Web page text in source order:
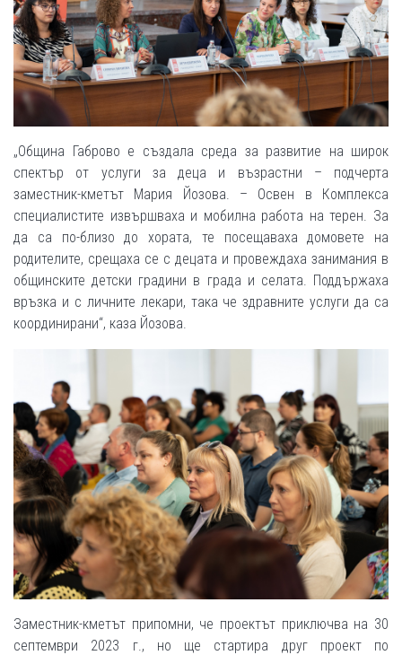
„Община Габрово е създала среда за развитие на широк
спектър от услуги за деца и възрастни – подчерта
заместник-кметът Мария Йозова. – Освен в Комплекса
специалистите извършваха и мобилна работа на терен. За
да са по-близо до хората, те посещаваха домовете на
родителите, срещаха се с децата и провеждаха занимания в
общинските детски градини в града и селата. Поддържаха
връзка и с личните лекари, така че здравните услуги да са
координирани“, каза Йозова.
Заместник-кметът припомни, че проектът приключва на 30
септември 2023 г., но ще стартира друг проект по